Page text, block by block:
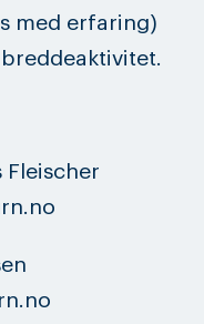
med erfaring)
Fleischer